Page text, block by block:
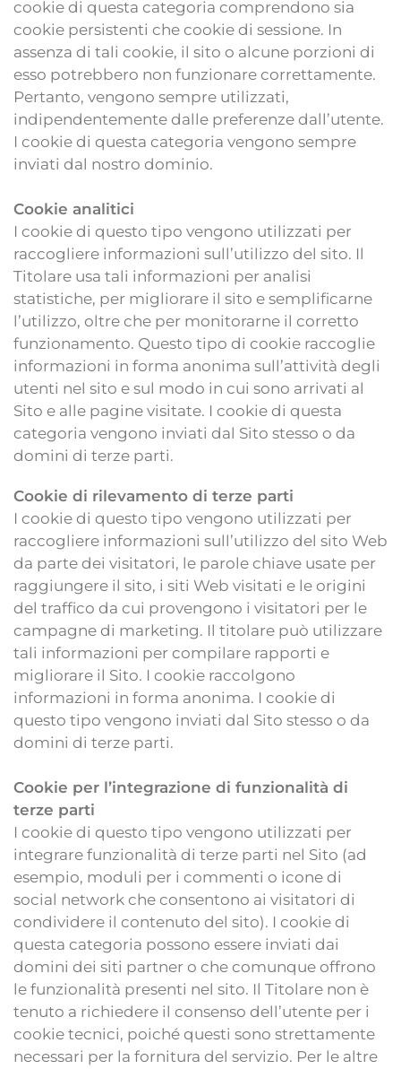
cookie di questa categoria comprendono sia
cookie persistenti che cookie di sessione. In
assenza di tali cookie, il sito o alcune porzioni di
esso potrebbero non funzionare correttamente.
Pertanto, vengono sempre utilizzati,
indipendentemente dalle preferenze dall’utente.
I cookie di questa categoria vengono sempre
inviati dal nostro dominio.
Cookie analitici
I cookie di questo tipo vengono utilizzati per
raccogliere informazioni sull’utilizzo del sito. Il
Titolare usa tali informazioni per analisi
statistiche, per migliorare il sito e semplificarne
l’utilizzo, oltre che per monitorarne il corretto
funzionamento. Questo tipo di cookie raccoglie
informazioni in forma anonima sull’attività degli
utenti nel sito e sul modo in cui sono arrivati al
Sito e alle pagine visitate. I cookie di questa
categoria vengono inviati dal Sito stesso o da
domini di terze parti.
Cookie di rilevamento di terze parti
I cookie di questo tipo vengono utilizzati per
raccogliere informazioni sull’utilizzo del sito Web
da parte dei visitatori, le parole chiave usate per
raggiungere il sito, i siti Web visitati e le origini
del traffico da cui provengono i visitatori per le
campagne di marketing. Il titolare può utilizzare
tali informazioni per compilare rapporti e
migliorare il Sito. I cookie raccolgono
informazioni in forma anonima. I cookie di
questo tipo vengono inviati dal Sito stesso o da
domini di terze parti.
Cookie per l’integrazione di funzionalità di
terze parti
I cookie di questo tipo vengono utilizzati per
integrare funzionalità di terze parti nel Sito (ad
esempio, moduli per i commenti o icone di
social network che consentono ai visitatori di
condividere il contenuto del sito). I cookie di
questa categoria possono essere inviati dai
domini dei siti partner o che comunque offrono
le funzionalità presenti nel sito. Il Titolare non è
tenuto a richiedere il consenso dell’utente per i
cookie tecnici, poiché questi sono strettamente
necessari per la fornitura del servizio. Per le altre